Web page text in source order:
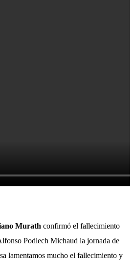
Murath confirmó el fallecimiento
Podlech Michaud la jornada de
lamentamos mucho el fallecimiento y